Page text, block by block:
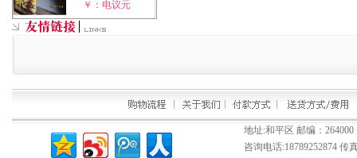
￥：电议元
地址:和平区 邮编：264000
咨询电话:18789252874 传